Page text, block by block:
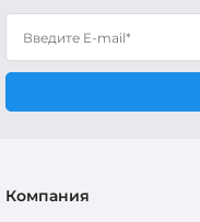
Компания